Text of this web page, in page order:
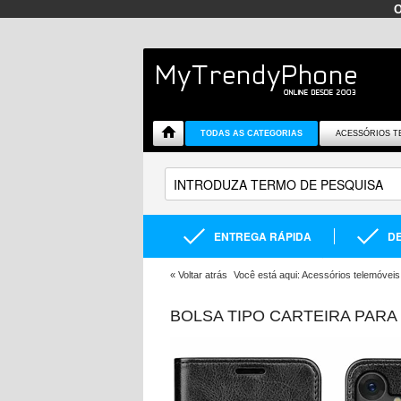
TODAS AS CATEGORIAS ACESSÓRIOS
ENTREGA RÁPIDA
« Voltar atrás Você está aqui: Acessórios telemóveis
BOLSA TIPO CARTEIRA